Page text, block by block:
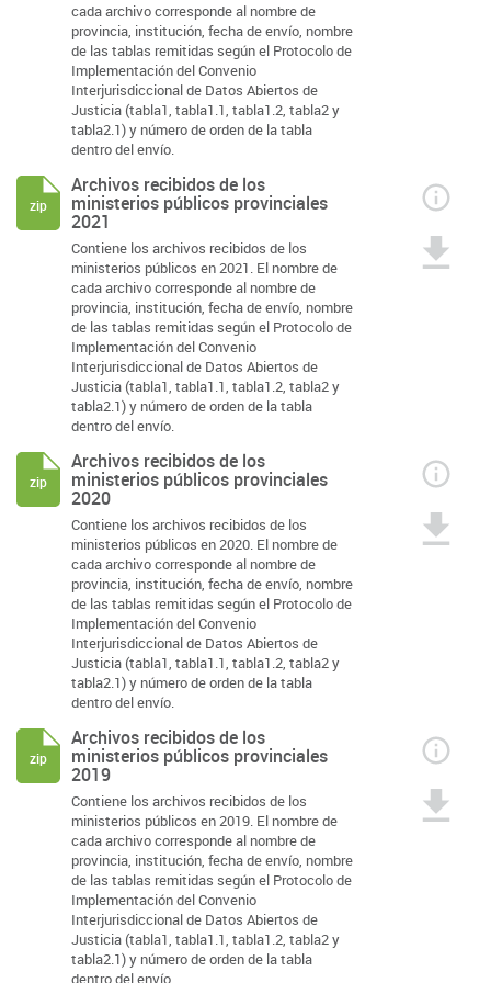
cada archivo corresponde al nombre de
provincia, institución, fecha de envío, nombre
de las tablas remitidas según el Protocolo de
Implementación del Convenio
Interjurisdiccional de Datos Abiertos de
Justicia (tabla1, tabla1.1, tabla1.2, tabla2 y
tabla2.1) y número de orden de la tabla
dentro del envío.
Archivos recibidos de los
ministerios públicos provinciales
2021
Contiene los archivos recibidos de los
ministerios públicos en 2021. El nombre de
cada archivo corresponde al nombre de
provincia, institución, fecha de envío, nombre
de las tablas remitidas según el Protocolo de
Implementación del Convenio
Interjurisdiccional de Datos Abiertos de
Justicia (tabla1, tabla1.1, tabla1.2, tabla2 y
tabla2.1) y número de orden de la tabla
dentro del envío.
zip
Archivos recibidos de los
ministerios públicos provinciales
2020
Contiene los archivos recibidos de los
ministerios públicos en 2020. El nombre de
cada archivo corresponde al nombre de
provincia, institución, fecha de envío, nombre
de las tablas remitidas según el Protocolo de
Implementación del Convenio
Interjurisdiccional de Datos Abiertos de
Justicia (tabla1, tabla1.1, tabla1.2, tabla2 y
tabla2.1) y número de orden de la tabla
dentro del envío.
zip
Archivos recibidos de los
ministerios públicos provinciales
2019
Contiene los archivos recibidos de los
ministerios públicos en 2019. El nombre de
cada archivo corresponde al nombre de
provincia, institución, fecha de envío, nombre
de las tablas remitidas según el Protocolo de
Implementación del Convenio
Interjurisdiccional de Datos Abiertos de
Justicia (tabla1, tabla1.1, tabla1.2, tabla2 y
tabla2.1) y número de orden de la tabla
dentro del envío.
zip